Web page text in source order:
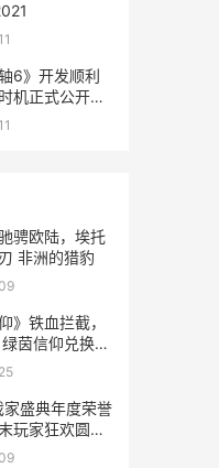
6》开发顺利
机正式公开了
什么迟迟不
骋欧陆，埃托
非洲的猎豹
》铁血拦截，
茵信仰兑换码
盛典年度荣誉
玩家狂欢圆满
盛典直播